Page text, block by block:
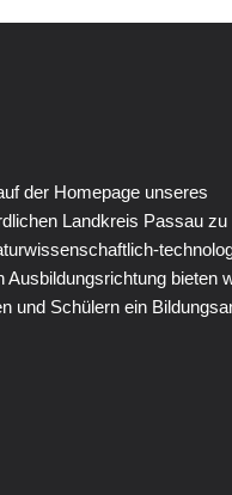
der Homepage unseres
Landkreis Passau zu
Ausbildungsrichtung bieten
und Schülern ein